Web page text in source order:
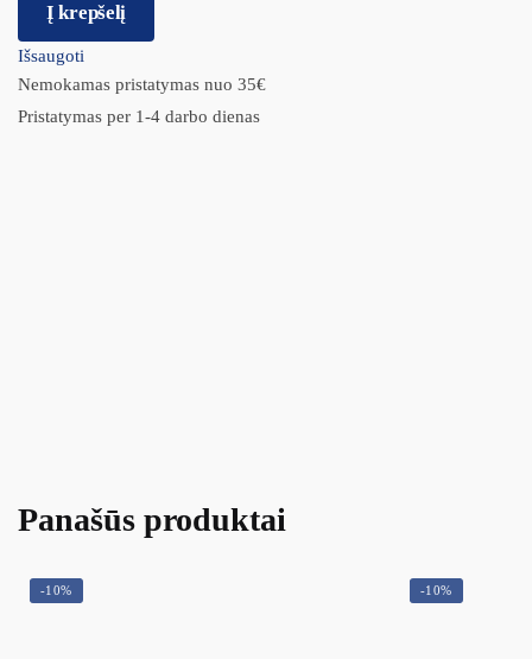
Į krepšelį
Išsaugoti
Nemokamas pristatymas nuo 35€
Pristatymas per 1-4 darbo dienas
Panašūs produktai
-10% -10%